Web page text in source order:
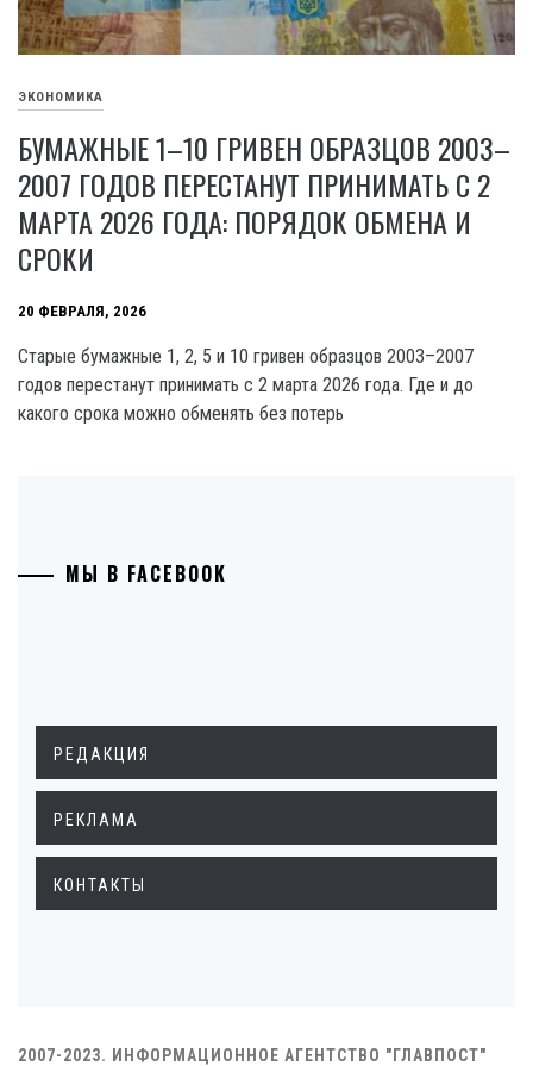
ЭКОНОМИКА
БУМАЖНЫЕ 1–10 ГРИВЕН ОБРАЗЦОВ 2003–
2007 ГОДОВ ПЕРЕСТАНУТ ПРИНИМАТЬ С 2
МАРТА 2026 ГОДА: ПОРЯДОК ОБМЕНА И
СРОКИ
20 ФЕВРАЛЯ, 2026
Старые бумажные 1, 2, 5 и 10 гривен образцов 2003–2007
годов перестанут принимать с 2 марта 2026 года. Где и до
какого срока можно обменять без потерь
МЫ В FACEBOOK
РЕДАКЦИЯ
РЕКЛАМА
КОНТАКТЫ
2007-2023. ИНФОРМАЦИОННОЕ АГЕНТСТВО "ГЛАВПОСТ"